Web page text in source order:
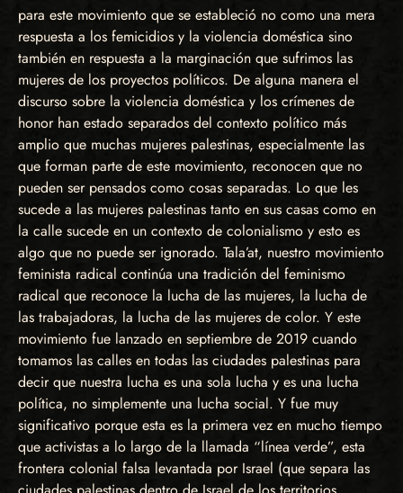
para este movimiento que se estableció no como una mera
respuesta a los femicidios y la violencia doméstica sino
también en respuesta a la marginación que sufrimos las
mujeres de los proyectos políticos. De alguna manera el
discurso sobre la violencia doméstica y los crímenes de
honor han estado separados del contexto político más
amplio que muchas mujeres palestinas, especialmente las
que forman parte de este movimiento, reconocen que no
pueden ser pensados como cosas separadas. Lo que les
sucede a las mujeres palestinas tanto en sus casas como en
la calle sucede en un contexto de colonialismo y esto es
algo que no puede ser ignorado. Tala’at, nuestro movimiento
feminista radical continúa una tradición del feminismo
radical que reconoce la lucha de las mujeres, la lucha de
las trabajadoras, la lucha de las mujeres de color. Y este
movimiento fue lanzado en septiembre de 2019 cuando
tomamos las calles en todas las ciudades palestinas para
decir que nuestra lucha es una sola lucha y es una lucha
política, no simplemente una lucha social. Y fue muy
significativo porque esta es la primera vez en mucho tiempo
que activistas a lo largo de la llamada “línea verde”, esta
frontera colonial falsa levantada por Israel (que separa las